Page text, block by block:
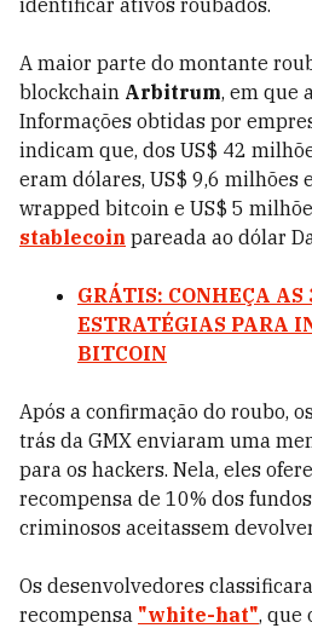
identificar ativos roubados.
A maior parte do montante
blockchain Arbitrum, em que
Informações obtidas por
indicam que, dos US$ 42
eram dólares, US$ 9,6 milhões
wrapped bitcoin e US$ 5
stablecoin pareada ao dólar
GRÁTIS: CONHEÇA AS
ESTRATÉGIAS PARA
BITCOIN
Após a confirmação do roubo,
trás da GMX enviaram uma
para os hackers. Nela, eles
recompensa de 10% dos
criminosos aceitassem
Os desenvolvedores
recompensa "white-hat", que